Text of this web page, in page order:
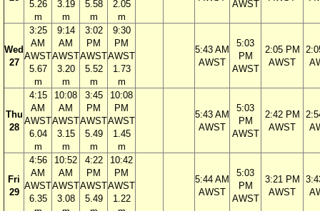
5.26
m
3.19
m
5.58
m
2.05
m
AWST
Wed
27
3:25
AM
AWST
5.67
m
9:14
AM
AWST
3.20
m
3:02
PM
AWST
5.52
m
9:30
PM
AWST
1.73
m
5:43 AM
AWST
5:03
PM
AWST
2:05 PM
AWST
Thu
28
4:15
AM
AWST
6.04
m
10:08
AM
AWST
3.15
m
3:45
PM
AWST
5.49
m
10:08
PM
AWST
1.45
m
5:43 AM
AWST
5:03
PM
AWST
2:42 PM
AWST
Fri
29
4:56
AM
AWST
6.35
10:52
AM
AWST
3.08
4:22
PM
AWST
5.49
10:42
PM
AWST
1.22
5:44 AM
AWST
5:03
PM
AWST
3:21 PM
AWST